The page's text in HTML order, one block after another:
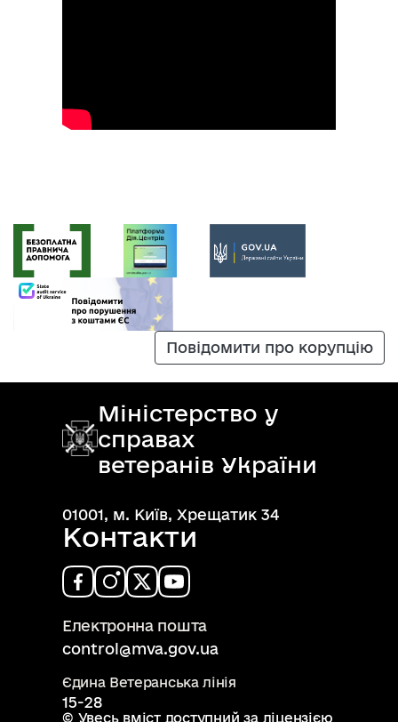
Повідомити про корупцію
Міністерство у
справах
ветеранів України
01001, м. Київ, Хрещатик 34
Контакти
Електронна пошта
control@mva.gov.ua
Єдина Ветеранська лінія
15-28
© Увесь вміст доступний за ліцензією